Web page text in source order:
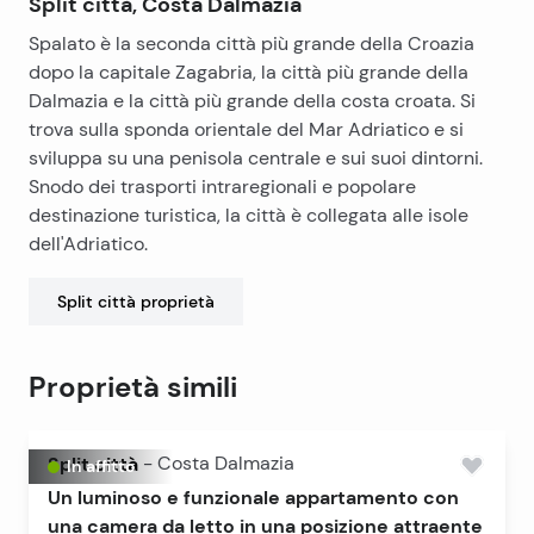
Spalato è la seconda città più grande della Croazia
dopo la capitale Zagabria, la città più grande della
Dalmazia e la città più grande della costa croata. Si
trova sulla sponda orientale del Mar Adriatico e si
sviluppa su una penisola centrale e sui suoi dintorni.
Snodo dei trasporti intraregionali e popolare
destinazione turistica, la città è collegata alle isole
dell'Adriatico.
Split città proprietà
Proprietà simili
In affitto
Split città - Costa Dalmazia
Un luminoso e funzionale appartamento con
una camera da letto in una posizione attraente